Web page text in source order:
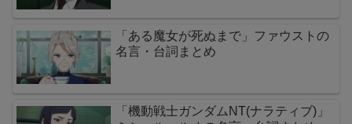
「ある魔女が死ぬまで」ファウストの
名言・台詞まとめ
「機動戦士ガンダムNT(ナラティブ)」